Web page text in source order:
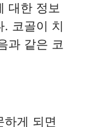
대한 정보
코골이 치
과 같은 코
게 되면